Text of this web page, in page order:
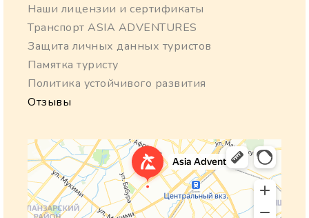
Наши лицензии и сертификаты
Транспорт ASIA ADVENTURES
Защита личных данных туристов
Памятка туристу
Политика устойчивого развития
Отзывы